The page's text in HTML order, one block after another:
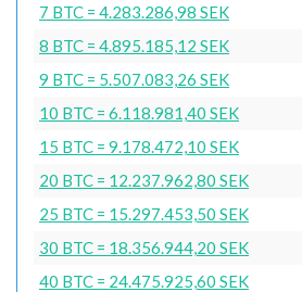
7 BTC = 4.283.286,98 SEK
8 BTC = 4.895.185,12 SEK
9 BTC = 5.507.083,26 SEK
10 BTC = 6.118.981,40 SEK
15 BTC = 9.178.472,10 SEK
20 BTC = 12.237.962,80 SEK
25 BTC = 15.297.453,50 SEK
30 BTC = 18.356.944,20 SEK
40 BTC = 24.475.925,60 SEK